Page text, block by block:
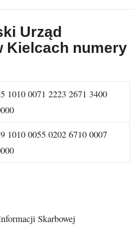
Urząd
Kielcach numery
1010 0071 2223 2671 3400
1010 0055 0202 6710 0007
Skarbowej